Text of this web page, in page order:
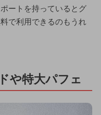
ートを持っているとグ
で利用できるのもうれ
や特大パフェ